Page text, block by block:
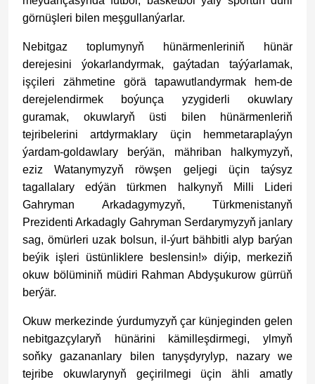
görnüşleri bilen meşgullanýarlar.
Nebitgaz toplumynyň hünärmenleriniň hünär
derejesini ýokarlandyrmak, gaýtadan taýýarlamak,
işçileri zähmetine görä tapawutlandyrmak hem-de
derejelendirmek boýunça yzygiderli okuwlary
guramak, okuwlaryň üsti bilen hünärmenleriň
tejribelerini artdyrmaklary üçin hemmetaraplaýyn
ýardam-goldawlary berýän, mähriban halkymyzyň,
eziz Watanymyzyň röwşen geljegi üçin taýsyz
tagallalary edýän türkmen halkynyň Milli Lideri
Gahryman Arkadagymyzyň, Türkmenistanyň
Prezidenti Arkadagly Gahryman Serdarymyzyň janlary
sag, ömürleri uzak bolsun, il-ýurt bähbitli alyp barýan
beýik işleri üstünliklere beslensin!» diýip, merkeziň
okuw bölüminiň müdiri Rahman Abdyşukurow gürrüň
berýär.
Okuw merkezinde ýurdumyzyň çar künjeginden gelen
nebitgazçylaryň hünärini kämilleşdirmegi, ylmyň
soňky gazananlary bilen tanyşdyrylyp, nazary we
tejribe okuwlarynyň geçirilmegi üçin ähli amatly